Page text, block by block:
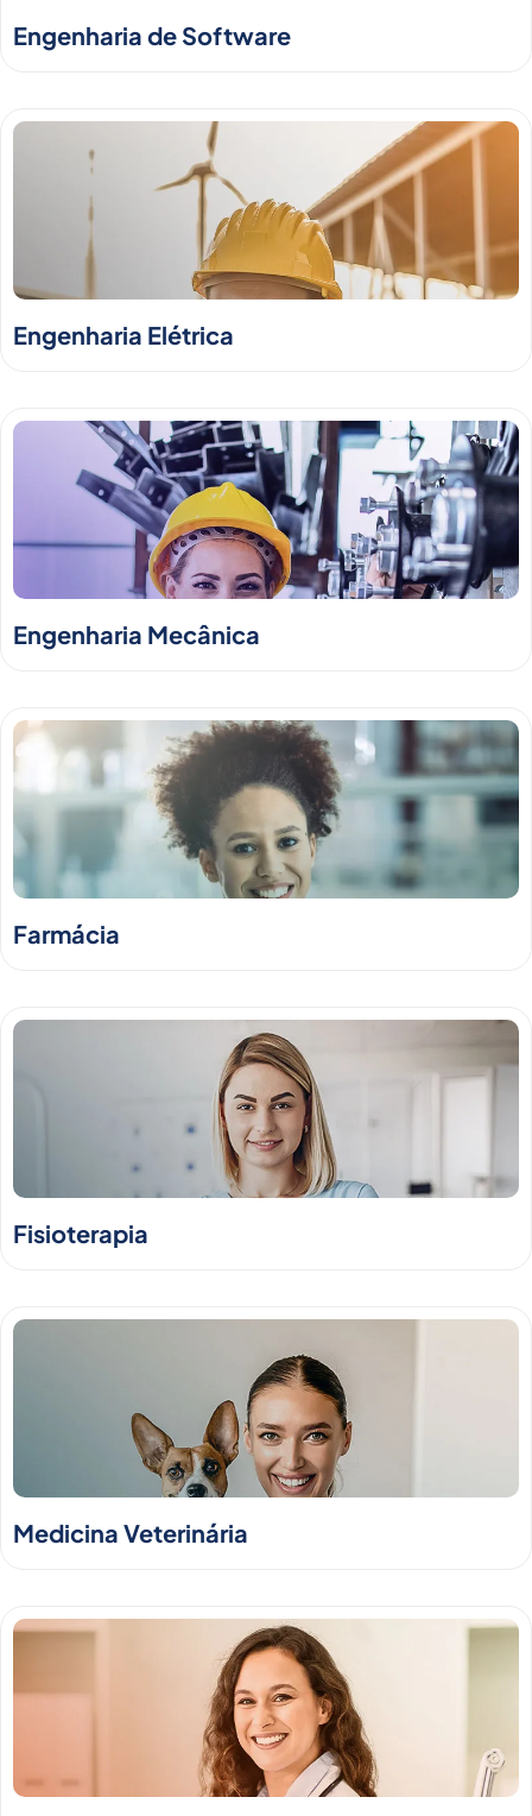
Engenharia de Software
Engenharia Elétrica
Engenharia Mecânica
Farmácia
Fisioterapia
Medicina Veterinária